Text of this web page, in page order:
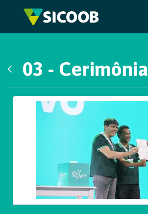
Pular para o Conteúdo principal
03 - Cerimônia
Galeria de Mídias